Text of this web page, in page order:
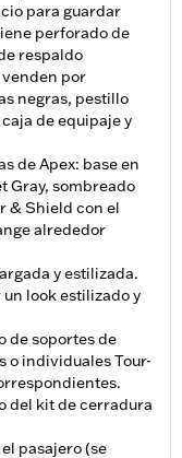
para guardar
perforado de
respaldo
venden por
negras, pestillo
de equipaje y
de Apex: base en
Gray, sombreado
& Shield con el
alrededor
y estilizada.
look estilizado y
de soportes de
o individuales Tour-
del kit de cerradura
pasajero (se